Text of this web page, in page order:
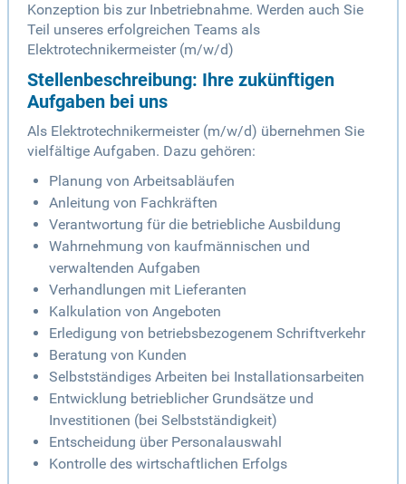
Konzeption bis zur Inbetriebnahme. Werden auch Sie
Teil unseres erfolgreichen Teams als
Elektrotechnikermeister (m/w/d)
Stellenbeschreibung: Ihre zukünftigen
Aufgaben bei uns
Als Elektrotechnikermeister (m/w/d) übernehmen Sie
vielfältige Aufgaben. Dazu gehören:
Planung von Arbeitsabläufen
Anleitung von Fachkräften
Verantwortung für die betriebliche Ausbildung
Wahrnehmung von kaufmännischen und
verwaltenden Aufgaben
Verhandlungen mit Lieferanten
Kalkulation von Angeboten
Erledigung von betriebsbezogenem Schriftverkehr
Beratung von Kunden
Selbstständiges Arbeiten bei Installationsarbeiten
Entwicklung betrieblicher Grundsätze und
Investitionen (bei Selbstständigkeit)
Entscheidung über Personalauswahl
Kontrolle des wirtschaftlichen Erfolgs